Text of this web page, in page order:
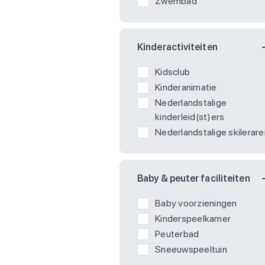
Kinderactiviteiten
Kidsclub
Kinderanimatie
Nederlandstalige
kinderleid(st)ers
Nederlandstalige
Baby & peuter faciliteiten
Baby voorzieningen
Kinderspeelkamer
Peuterbad
Sneeuwspeeltuin